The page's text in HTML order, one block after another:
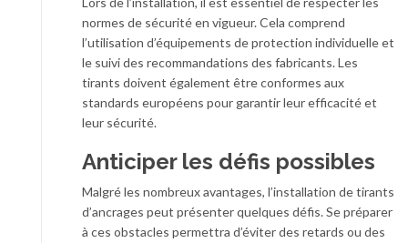
normes de sécurité en vigueur. Cela comprend
l’utilisation d’équipements de protection individuelle et
le suivi des recommandations des fabricants. Les
tirants doivent également être conformes aux
standards européens pour garantir leur efficacité et
leur sécurité.
Anticiper les défis possibles
Malgré les nombreux avantages, l’installation de tirants
d’ancrages peut présenter quelques défis. Se préparer
à ces obstacles permettra d’éviter des retards ou des